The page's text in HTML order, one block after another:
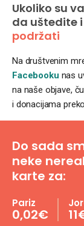
Ukoliko su
da uštedite
podržati
Na društvenim
Facebooku nas
na naše objave,
i donacijama preko
Do sada
neke
karte za:
Pariz
0,02€